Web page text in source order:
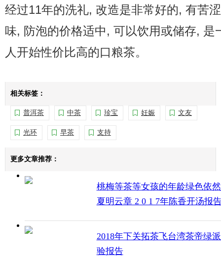
经过11年的洗礼, 改造是非常好的, 有苦
味, 防泡的价格适中, 可以饮用或储存, 是
人开始性价比高的口粮茶。
相关标签：
普洱茶 中茶 珍宝 妊娠 文友
光环 早茶 支持
更多文章推荐：
桃梅等茶等女孩的年龄绿色依
夏明云章 2 0 1 7年陈香开汤报
2018年下关拓茶飞台湾茶帝绿
验报告